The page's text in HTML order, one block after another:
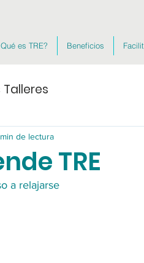
Qué es TRE? Beneficios
Talleres
TRE
de lectura
a relajarse